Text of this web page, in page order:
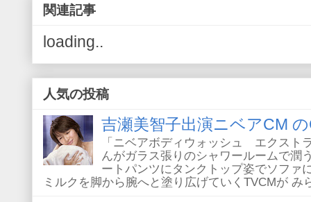
関連記事
loading..
人気の投稿
吉瀬美智子出演ニベアCM
「ニベアボディウォッシュ エクスト
んがガラス張りのシャワールームで潤
ートパンツにタンクトップ姿でソファ
ミルクを脚から腕へと塗り広げていくTVCMが み